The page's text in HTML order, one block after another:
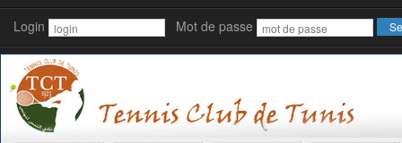
Login Mot de passe